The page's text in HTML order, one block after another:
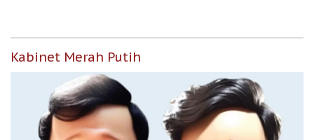
Kabinet Merah Putih